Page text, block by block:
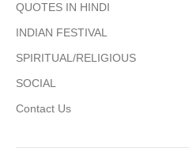
QUOTES IN HINDI
INDIAN FESTIVAL
SPIRITUAL/RELIGIOUS
SOCIAL
Contact Us